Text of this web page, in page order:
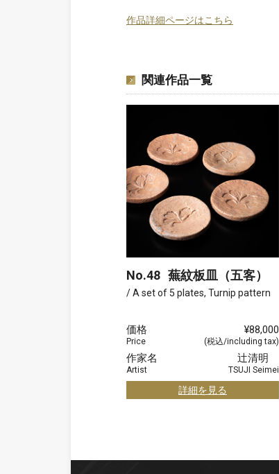
作品詳細ページはこちら
関連作品一覧
No.48 蕪紋板皿（五客）
/ A set of 5 plates, Turnip pattern
価格
Price
¥88,000
(税込/including tax)
作家名
Artist
辻清明
TSUJI Seimei
詳細を見る